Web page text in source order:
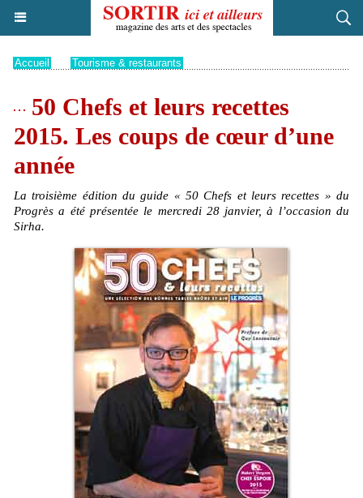
Accueil Tourisme & restaurants
50 Chefs et leurs recettes
2015. Les coups de cœur d’une
année
La troisième édition du guide « 50 Chefs et leurs recettes » du
Progrès a été présentée le mercredi 28 janvier, à l’occasion du
Sirha.